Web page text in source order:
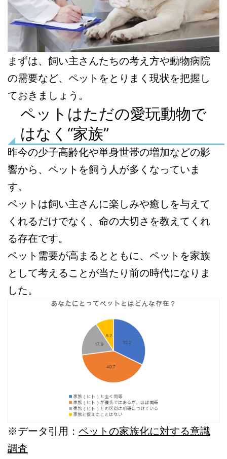
まずは、飼い主さんたちの考え方や動物病院
の需要など、ペットをとりまく現状を把握し
ておきましょう。
ペットはただの愛玩動物で
はなく“家族”
昨今の少子高齢化や単身世帯の増加などの影
響から、ペットを飼う人が多くなっていま
す。
ペットは飼い主さんに楽しみや癒しを与えて
くれるだけでなく、命の大切さを教えてくれ
る存在です。
ペット需要が高まるとともに、ペットを家族
として考えることが当たり前の時代になりま
した。
※データ引用： ペットの家族化に対する意識
調査